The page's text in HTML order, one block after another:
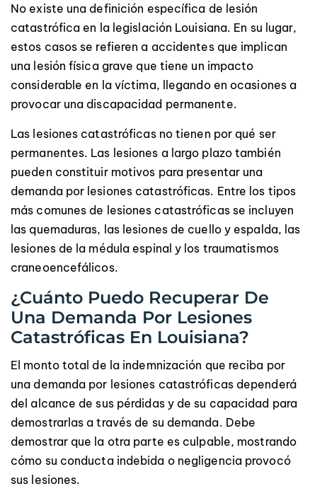
No existe una definición específica de lesión
catastrófica en la legislación Louisiana. En su lugar,
estos casos se refieren a accidentes que implican
una lesión física grave que tiene un impacto
considerable en la víctima, llegando en ocasiones a
provocar una discapacidad permanente.
Las lesiones catastróficas no tienen por qué ser
permanentes. Las lesiones a largo plazo también
pueden constituir motivos para presentar una
demanda por lesiones catastróficas. Entre los tipos
más comunes de lesiones catastróficas se incluyen
las quemaduras, las lesiones de cuello y espalda, las
lesiones de la médula espinal y los traumatismos
craneoencefálicos.
¿Cuánto Puedo Recuperar De
Una Demanda Por Lesiones
Catastróficas En Louisiana?
El monto total de la indemnización que reciba por
una demanda por lesiones catastróficas dependerá
del alcance de sus pérdidas y de su capacidad para
demostrarlas a través de su demanda. Debe
demostrar que la otra parte es culpable, mostrando
cómo su conducta indebida o negligencia provocó
sus lesiones.